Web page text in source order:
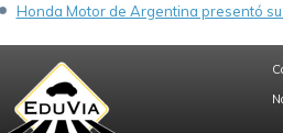
Honda Motor de Argentina presentó